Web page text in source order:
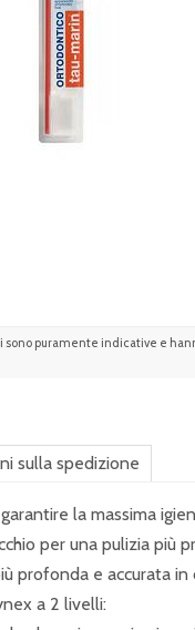
puramente indicative e
sulla spedizione
la massima
per una pulizia più
profonda e accurata
a 2 livelli: